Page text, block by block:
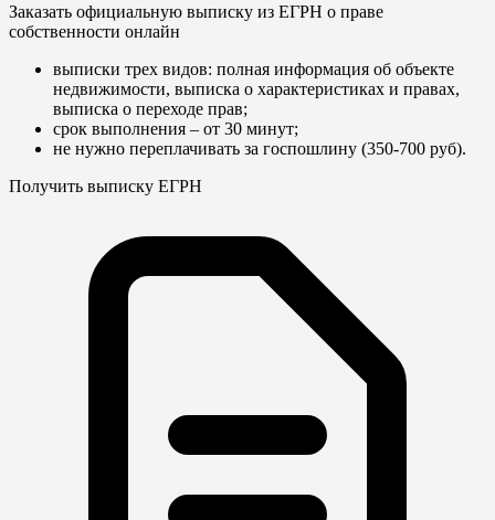
Заказать официальную выписку из ЕГРН о праве
собственности онлайн
выписки трех видов: полная информация об объекте
недвижимости, выписка о характеристиках и правах,
выписка о переходе прав;
срок выполнения – от 30 минут;
не нужно переплачивать за госпошлину (350-700 руб).
Получить выписку ЕГРН